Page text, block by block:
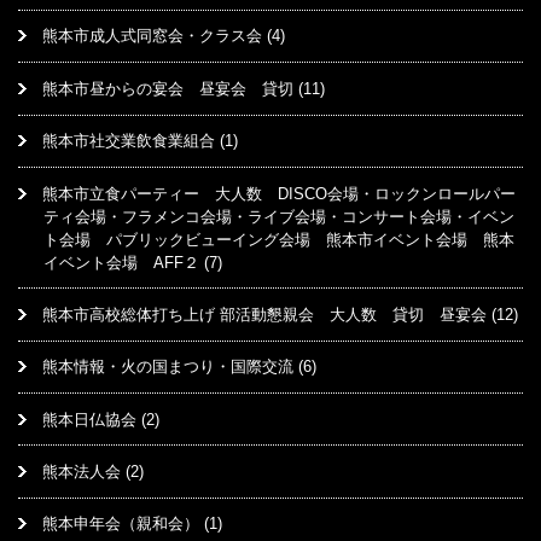
熊本市成人式同窓会・クラス会 (4)
熊本市昼からの宴会 昼宴会 貸切 (11)
熊本市社交業飲食業組合 (1)
熊本市立食パーティー 大人数 DISCO会場・ロックンロールパー
ティ会場・フラメンコ会場・ライブ会場・コンサート会場・イベン
ト会場 パブリックビューイング会場 熊本市イベント会場 熊本
イベント会場 AFF２ (7)
熊本市高校総体打ち上げ 部活動懇親会 大人数 貸切 昼宴会 (12)
熊本情報・火の国まつり・国際交流 (6)
熊本日仏協会 (2)
熊本法人会 (2)
熊本申年会（親和会） (1)